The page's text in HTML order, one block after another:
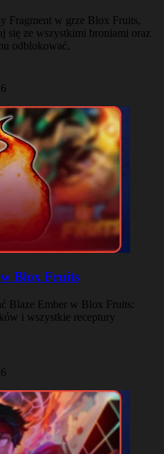
Fragment w grze Blox Fruits,
się ze wszystkimi broniami oraz
odblokować.
Blox Fruits
Blaze Ember w Blox Fruits:
i wszystkie receptury